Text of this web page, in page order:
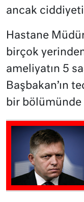
ancak
Hastane
birçok
ameliyatın 5
Başbakan’ın
bir